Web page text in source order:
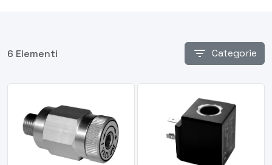
6 Elementi filter_list Categorie